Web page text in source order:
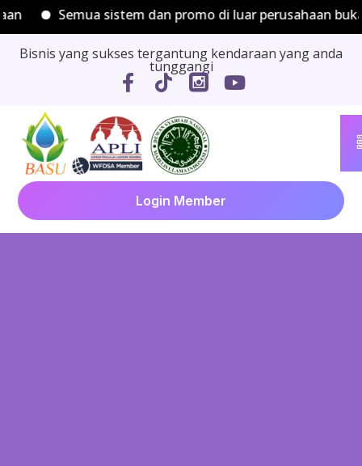
Semua sistem dan promo di luar perusahaan bukan
Bisnis yang sukses tergantung kendaraan yang anda
tunggangi
Login Member